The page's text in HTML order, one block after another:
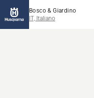
Bosco & Giardino
IT, Italiano